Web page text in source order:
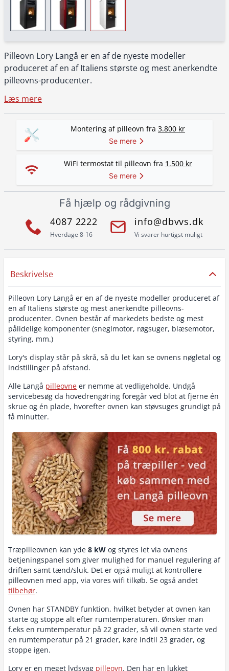
Pilleovn Lory Langå er en af de nyeste modeller
produceret af en af Italiens største og mest anerkendte
pilleovns-producenter.
Læs mere
Montering af pilleovn fra 3.800 kr
Se mere
WiFi termostat til pilleovn fra 1.500 kr
Se mere
Få hjælp og rådgivning
4087 2222
Hverdage 8-16
info@dbvvs.dk
Vi svarer hurtigst muligt
Beskrivelse
Pilleovn Lory Langå er en af de nyeste modeller produceret af
en af Italiens største og mest anerkendte pilleovns-
producenter. Ovnen består af markedets bedste og mest
pålidelige komponenter (sneglmotor, røgsuger, blæsemotor,
styring, mm.)
Lory's display står på skrå, så du let kan se ovnens nøgletal og
indstillinger på afstand.
Alle Langå pilleovne er nemme at vedligeholde. Undgå
servicebesøg da hovedrengøring foregår ved blot at fjerne én
skrue og én plade, hvorefter ovnen kan støvsuges grundigt på
få minutter.
Træpilleovnen kan yde 8 kW og styres let via ovnens
betjeningspanel som giver mulighed for manuel regulering af
driften samt tænd/sluk. Det er også muligt at kontrollere
pilleovnen med app, via vores wifi tilkøb. Se også andet
tilbehør.
Ovnen har STANDBY funktion, hvilket betyder at ovnen kan
starte og stoppe alt efter rumtemperaturen. Ønsker man
f.eks en rumtemperatur på 22 grader, så vil ovnen starte ved
en rumtemperatur på 21 grader, køre indtil 23 grader, og
stoppe igen.
Lory er en meget lydsvag pilleovn. Den har en lukket